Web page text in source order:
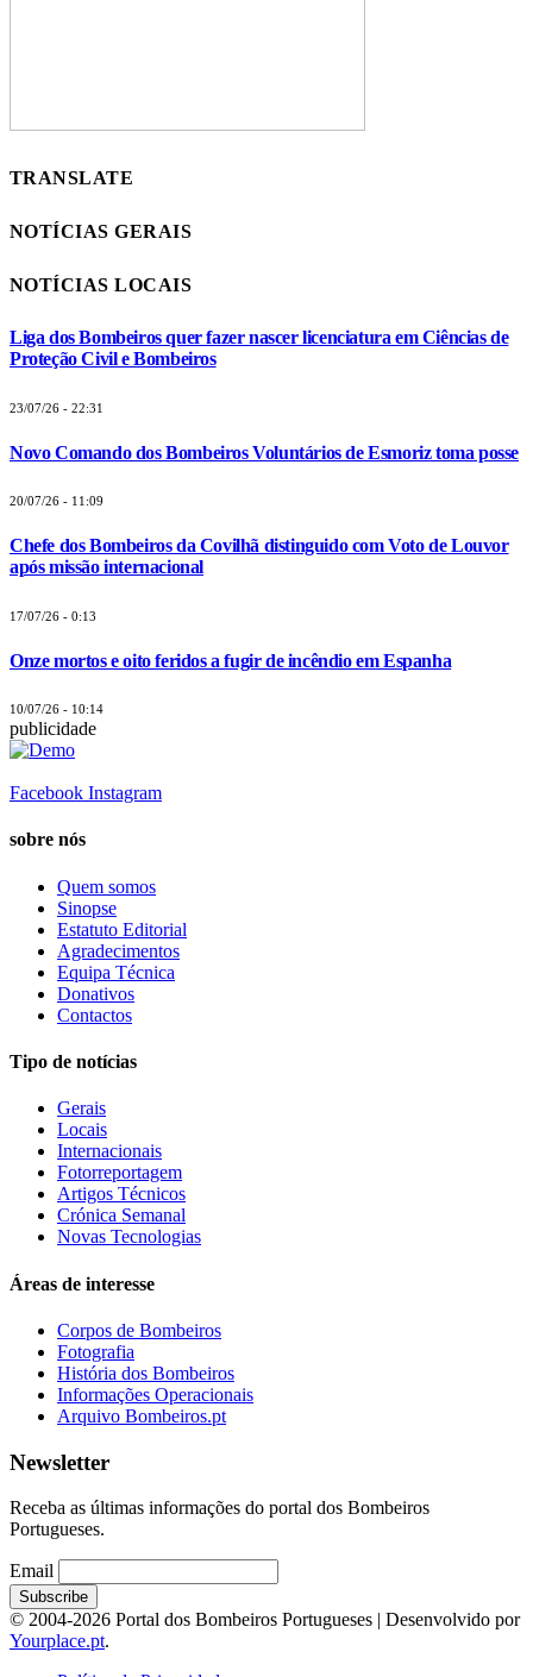
TRANSLATE
NOTÍCIAS GERAIS
NOTÍCIAS LOCAIS
Liga dos Bombeiros quer fazer nascer licenciatura em Ciências de
Proteção Civil e Bombeiros
23/07/26 - 22:31
Novo Comando dos Bombeiros Voluntários de Esmoriz toma posse
20/07/26 - 11:09
Chefe dos Bombeiros da Covilhã distinguido com Voto de Louvor
após missão internacional
17/07/26 - 0:13
Onze mortos e oito feridos a fugir de incêndio em Espanha
10/07/26 - 10:14
publicidade
Facebook Instagram
sobre nós
Quem somos
Sinopse
Estatuto Editorial
Agradecimentos
Equipa Técnica
Donativos
Contactos
Tipo de notícias
Gerais
Locais
Internacionais
Fotorreportagem
Artigos Técnicos
Crónica Semanal
Novas Tecnologias
Áreas de interesse
Corpos de Bombeiros
Fotografia
História dos Bombeiros
Informações Operacionais
Arquivo Bombeiros.pt
Newsletter
Receba as últimas informações do portal dos Bombeiros
Portugueses.
Email
© 2004-2026 Portal dos Bombeiros Portugueses | Desenvolvido por
Yourplace.pt.